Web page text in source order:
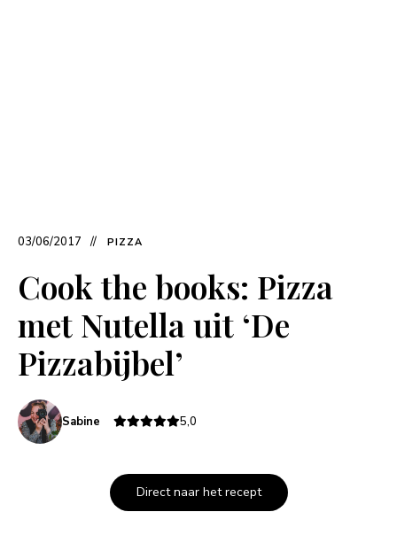
03/06/2017 PIZZA
Cook the books: Pizza
met Nutella uit ‘De
Pizzabijbel’
Sabine 5,0
Direct naar het recept